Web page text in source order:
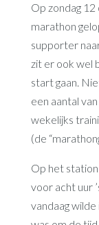
Op zondag
marathon
supporter
zit er ook wel
start gaan.
een aantal
wekelijks
(de
Op het
voor acht uur
vandaag